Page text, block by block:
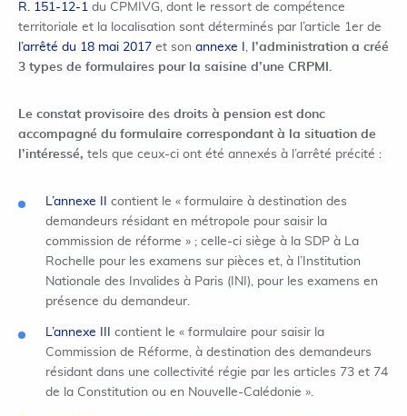
R. 151-12-1 du CPMIVG, dont le ressort de compétence
territoriale et la localisation sont déterminés par l’article 1er de
l’arrêté du 18 mai 2017 et son annexe I , l’administration a créé
3 types de formulaires pour la saisine d’une CRPMI.
Le constat provisoire des droits à pension est donc
accompagné du formulaire correspondant à la situation de
l’intéressé, tels que ceux-ci ont été annexés à l’arrêté précité :
L’annexe II
contient le « formulaire à destination des
demandeurs résidant en métropole pour saisir la
commission de réforme » ; celle-ci siège à la SDP à La
Rochelle pour les examens sur pièces et, à l’Institution
Nationale des Invalides à Paris (INI), pour les examens en
présence du demandeur.
L’annexe III
contient le « formulaire pour saisir la
Commission de Réforme, à destination des demandeurs
résidant dans une collectivité régie par les articles 73 et 74
de la Constitution ou en Nouvelle-Calédonie ».